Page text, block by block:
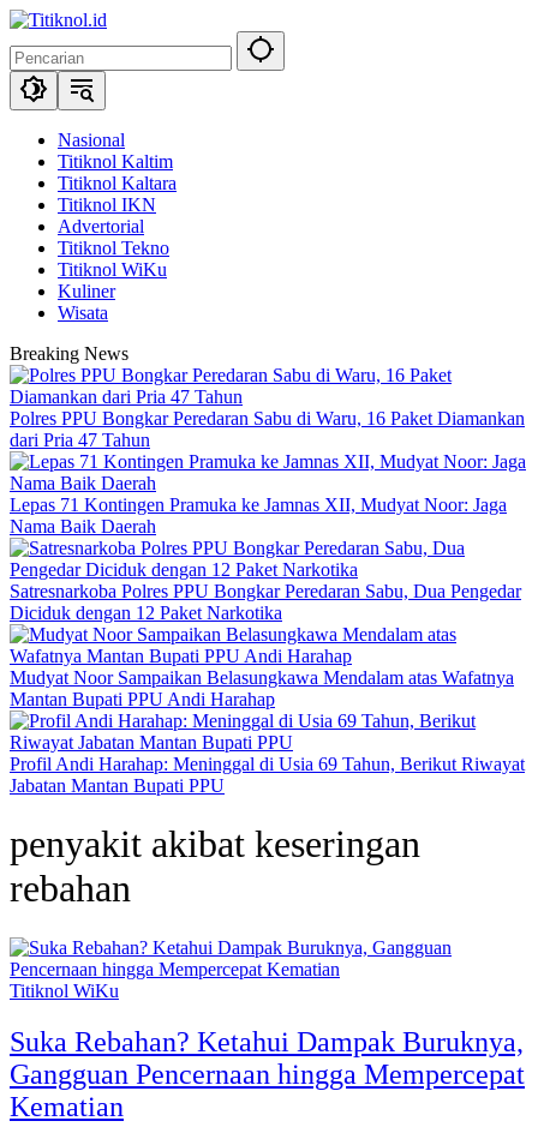
Langsung
konten
Nasional
Titiknol Kaltim
Titiknol Kaltara
Titiknol IKN
Advertorial
Titiknol Tekno
Titiknol WiKu
Kuliner
Wisata
Breaking News
Polres PPU Bongkar Peredaran Sabu di Waru, 16 Paket Diamankan
dari Pria 47 Tahun
Lepas 71 Kontingen Pramuka ke Jamnas XII, Mudyat Noor: Jaga
Nama Baik Daerah
Satresnarkoba Polres PPU Bongkar Peredaran Sabu, Dua Pengedar
Diciduk dengan 12 Paket Narkotika
Mudyat Noor Sampaikan Belasungkawa Mendalam atas Wafatnya
Mantan Bupati PPU Andi Harahap
Profil Andi Harahap: Meninggal di Usia 69 Tahun, Berikut Riwayat
Jabatan Mantan Bupati PPU
penyakit akibat keseringan
rebahan
Titiknol WiKu
Suka Rebahan? Ketahui Dampak Buruknya,
Gangguan Pencernaan hingga Mempercepat
Kematian